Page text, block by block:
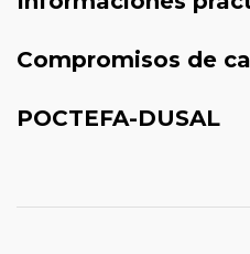
Compromisos de
POCTEFA-DUSAL